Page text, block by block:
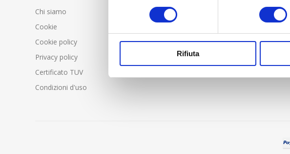
Rifiuta
Chi siamo
Cookie
Cookie policy
Privacy policy
Certificato TUV
Condizioni d'uso
FAQ - Domande frequenti
Spedizione e resi